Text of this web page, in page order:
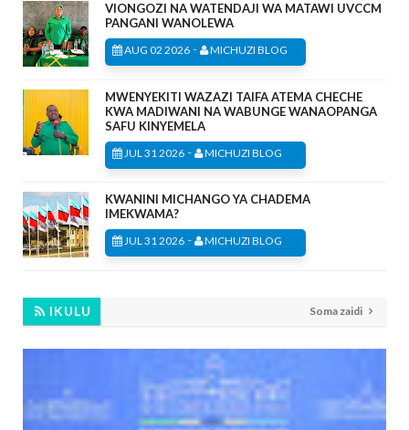
VIONGOZI NA WATENDAJI WA MATAWI UVCCM
PANGANI WANOLEWA
AUG 02 2026 - MICHUZI BLOG
MWENYEKITI WAZAZI TAIFA ATEMA CHECHE
KWA MADIWANI NA WABUNGE WANAOPANGA
SAFU KINYEMELA
JUL 31 2026 - MICHUZI BLOG
KWANINI MICHANGO YA CHADEMA
IMEKWAMA?
JUL 31 2026 - MICHUZI BLOG
IKULU Soma zaidi